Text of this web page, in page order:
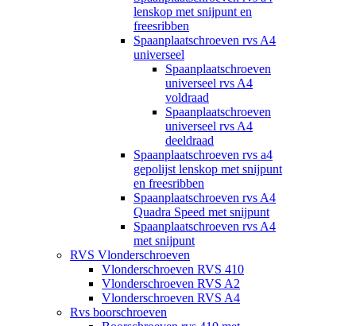
lenskop met snijpunt en
freesribben
Spaanplaatschroeven rvs A4
universeel
Spaanplaatschroeven
universeel rvs A4
voldraad
Spaanplaatschroeven
universeel rvs A4
deeldraad
Spaanplaatschroeven rvs a4
gepolijst lenskop met snijpunt
en freesribben
Spaanplaatschroeven rvs A4
Quadra Speed met snijpunt
Spaanplaatschroeven rvs A4
met snijpunt
RVS Vlonderschroeven
Vlonderschroeven RVS 410
Vlonderschroeven RVS A2
Vlonderschroeven RVS A4
Rvs boorschroeven